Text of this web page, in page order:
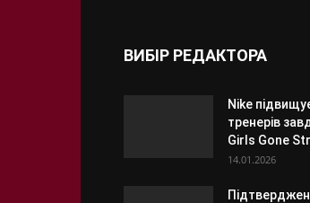
ВИБІР РЕДАКТОРА
Nike
тренерів
Girls Gone
14.01.2026